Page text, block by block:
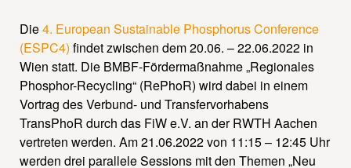
Die4. European Sustainable Phosphorus Conference
(ESPC4) findet zwischen dem 20.06. – 22.06.2022 in
Wien statt. Die BMBF-Fördermaßnahme „Regionales
Phosphor-Recycling“ (RePhoR) wird dabei in einem
Vortrag des Verbund- und Transfervorhabens
TransPhoR durch das FiW e.V. an der RWTH Aachen
vertreten werden. Am 21.06.2022 von 11:15 – 12:45 Uhr
werden drei parallele Sessions mit den Themen „Neu